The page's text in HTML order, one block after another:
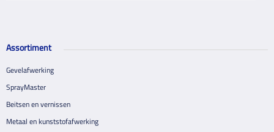
Assortiment
Gevelafwerking
SprayMaster
Beitsen en vernissen
Metaal en kunststofafwerking